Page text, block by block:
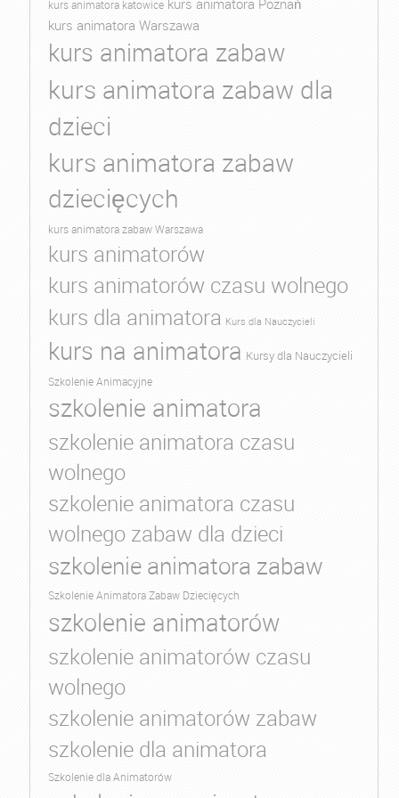
kurs animatora katowice kurs animatora Poznań
kurs animatora Warszawa
kurs animatora zabaw
kurs animatora zabaw dla
dzieci
kurs animatora zabaw
dziecięcych
kurs animatora zabaw Warszawa
kurs animatorów
kurs animatorów czasu wolnego
kurs dla animatora Kurs dla Nauczycieli
kurs na animatora Kursy dla Nauczycieli
Szkolenie Animacyjne
szkolenie animatora
szkolenie animatora czasu
wolnego
szkolenie animatora czasu
wolnego zabaw dla dzieci
szkolenie animatora zabaw
Szkolenie Animatora Zabaw Dziecięcych
szkolenie animatorów
szkolenie animatorów czasu
wolnego
szkolenie animatorów zabaw
szkolenie dla animatora
Szkolenie dla Animatorów